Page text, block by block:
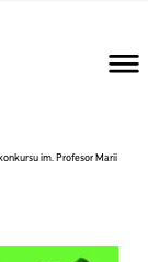
im. Pro­fe­sor Marii